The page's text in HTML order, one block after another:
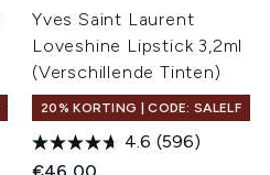
Yves Saint Laurent
Loveshine Lipstick 3,2ml
(Verschillende Tinten)
20% KORTING | CODE: SALELF
4.6 (596)
€46,00